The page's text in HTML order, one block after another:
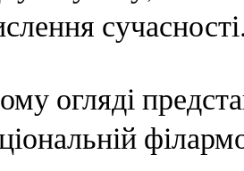
огляді